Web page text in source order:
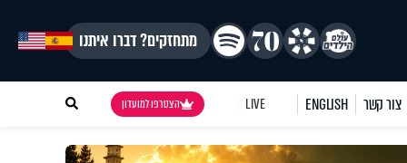
מתחזקים? דברו איתנו
צור קשר ENGLISH
LIVE הצטרפו למועדון